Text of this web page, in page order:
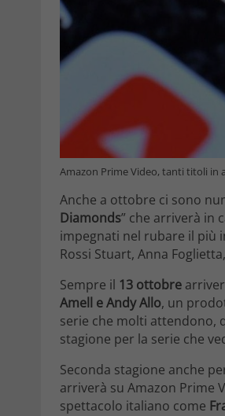
Amazon Prime Video, tanti titoli in
Anche a ottobre ci sono
Diamonds” che arriverà in
impegnati nel rubare il più
Rossi Stuart, Anna
Sempre il 13 ottobre
Amell e Andy Allo, un
serie che molti attendono,
stagione per la serie che
Seconda stagione anche
arriverà su Amazon Prime
spettacolo italiano come